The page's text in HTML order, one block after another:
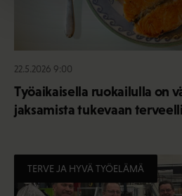
22.5.2026 9:00
Työaikaisella ruokailulla on
jaksamista tukevaan
TERVE JA HYVÄ TYÖELÄMÄ